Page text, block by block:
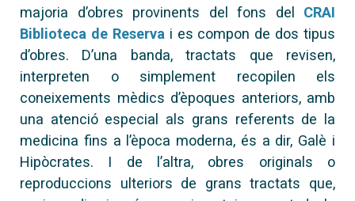
majoria d’obres provinents del fons del CRAI
Biblioteca de Reserva i es compon de dos tipus
d’obres. D’una banda, tractats que revisen,
interpreten o simplement recopilen els
coneixements mèdics d’èpoques anteriors, amb
una atenció especial als grans referents de la
medicina fins a l’època moderna, és a dir, Galè i
Hipòcrates. I de l’altra, obres originals o
reproduccions ulteriors de grans tractats que,